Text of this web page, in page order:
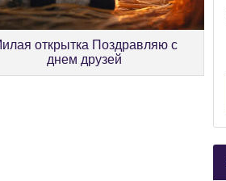
открытка Поздравляю с
днем друзей